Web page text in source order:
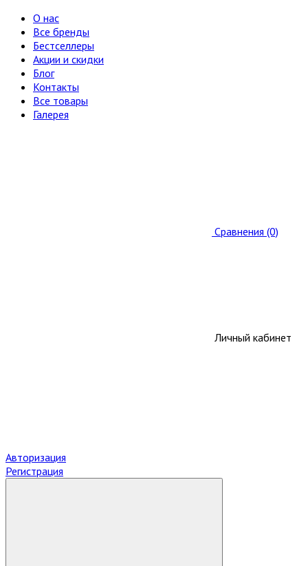
О нас
Все бренды
Бестселлеры
Акции и скидки
Блог
Контакты
Все товары
Галерея
Сравнения (0)
Личный кабинет
Авторизация
Регистрация